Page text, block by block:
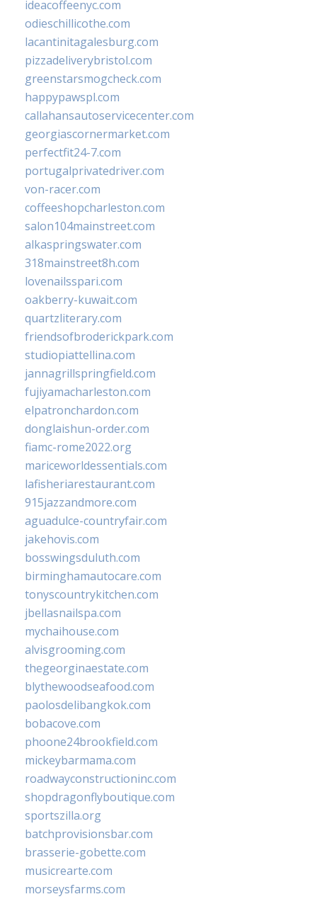
ideacoffeenyc.com
odieschillicothe.com
lacantinitagalesburg.com
pizzadeliverybristol.com
greenstarsmogcheck.com
happypawspl.com
callahansautoservicecenter.com
georgiascornermarket.com
perfectfit24-7.com
portugalprivatedriver.com
von-racer.com
coffeeshopcharleston.com
salon104mainstreet.com
alkaspringswater.com
318mainstreet8h.com
lovenailsspari.com
oakberry-kuwait.com
quartzliterary.com
friendsofbroderickpark.com
studiopiattellina.com
jannagrillspringfield.com
fujiyamacharleston.com
elpatronchardon.com
donglaishun-order.com
fiamc-rome2022.org
mariceworldessentials.com
lafisheriarestaurant.com
915jazzandmore.com
aguadulce-countryfair.com
jakehovis.com
bosswingsduluth.com
birminghamautocare.com
tonyscountrykitchen.com
jbellasnailspa.com
mychaihouse.com
alvisgrooming.com
thegeorginaestate.com
blythewoodseafood.com
paolosdelibangkok.com
bobacove.com
phoone24brookfield.com
mickeybarmama.com
roadwayconstructioninc.com
shopdragonflyboutique.com
sportszilla.org
batchprovisionsbar.com
brasserie-gobette.com
musicrearte.com
morseysfarms.com